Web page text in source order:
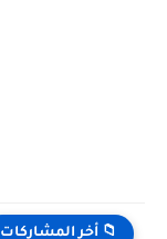
📁 أخر المشاركات